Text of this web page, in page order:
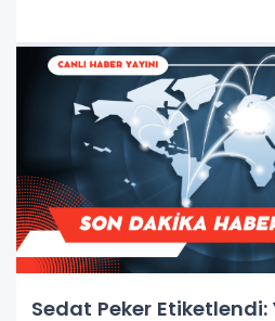
Sedat Peker Etiketlendi: